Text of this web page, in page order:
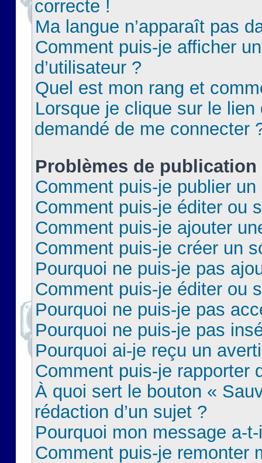
correcte !
Ma langue n’apparaît pas
Comment puis-je afficher
d’utilisateur ?
Quel est mon rang et
Lorsque je clique sur le lien
demandé de me connecter
Problèmes de publication
Comment puis-je publier
Comment puis-je éditer ou
Comment puis-je ajouter
Comment puis-je créer un
Pourquoi ne puis-je pas
Comment puis-je éditer ou
Pourquoi ne puis-je pas
Pourquoi ne puis-je pas
Pourquoi ai-je reçu un
Comment puis-je rapporter
À quoi sert le bouton «
rédaction d’un sujet ?
Pourquoi mon message a-
Comment puis-je remonter